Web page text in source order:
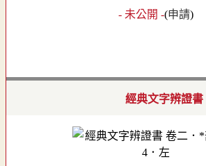
- 未公開 -(申請)
經典文字辨證書